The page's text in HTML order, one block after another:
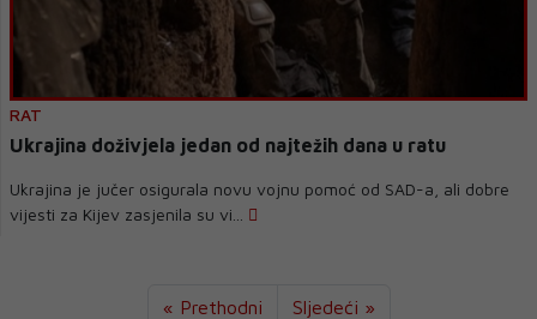
RAT
Ukrajina doživjela jedan od najtežih dana u ratu
Ukrajina je jučer osigurala novu vojnu pomoć od SAD-a, ali dobre
vijesti za Kijev zasjenila su vi...
« Prethodni Sljedeći »